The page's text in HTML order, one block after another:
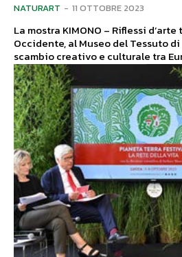
NATURART - 11 OTTOBRE 2023
La mostra KIMONO – Riflessi
Occidente, al Museo del Tessuto
scambio creativo e culturale tra